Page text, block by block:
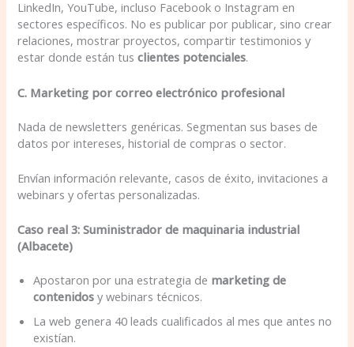
LinkedIn, YouTube, incluso Facebook o Instagram en
sectores específicos. No es publicar por publicar, sino crear
relaciones, mostrar proyectos, compartir testimonios y
estar donde están tusclientes potenciales.
C. Marketing por correo electrónico profesional
Nada de newsletters genéricas. Segmentan sus bases de
datos por intereses, historial de compras o sector.
Envían información relevante, casos de éxito, invitaciones a
webinars y ofertas personalizadas.
Caso real 3: Suministrador de maquinaria industrial
(Albacete)
Apostaron por una estrategia de marketing de
contenidos y webinars técnicos.
La web genera 40 leads cualificados al mes que antes no
existían.